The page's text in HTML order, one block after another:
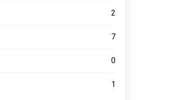
2
7
0
1